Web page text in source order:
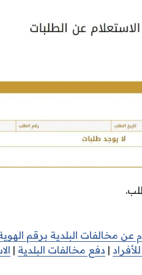
عن مخالفات البلدية برقم
| دفع مخالفات البلدية |